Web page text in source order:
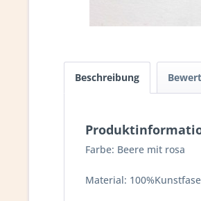
Beschreibung
Farbe: Beere mit rosa
Material: